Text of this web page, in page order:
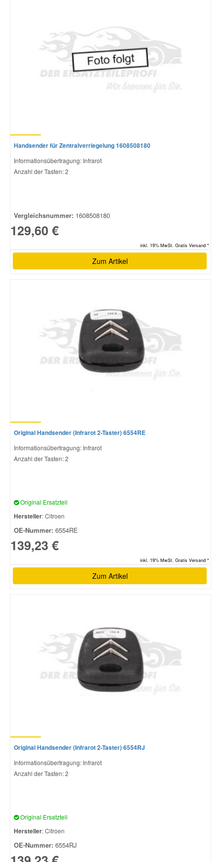
Handsender für Zentralverriegelung 1608508180
Informationsübertragung: Infrarot
Anzahl der Tasten: 2
Vergleichsnummer: 1608508180
129,60 €
inkl. 19% MwSt. Gratis Versand *
Zum Artikel
Original Handsender (Infrarot 2-Taster) 6554RE
Informationsübertragung: Infrarot
Anzahl der Tasten: 2
Original Ersatzteil
Hersteller: Citroen
OE-Nummer: 6554RE
139,23 €
inkl. 19% MwSt. Gratis Versand *
Zum Artikel
Original Handsender (Infrarot 2-Taster) 6554RJ
Informationsübertragung: Infrarot
Anzahl der Tasten: 2
Original Ersatzteil
Hersteller: Citroen
OE-Nummer: 6554RJ